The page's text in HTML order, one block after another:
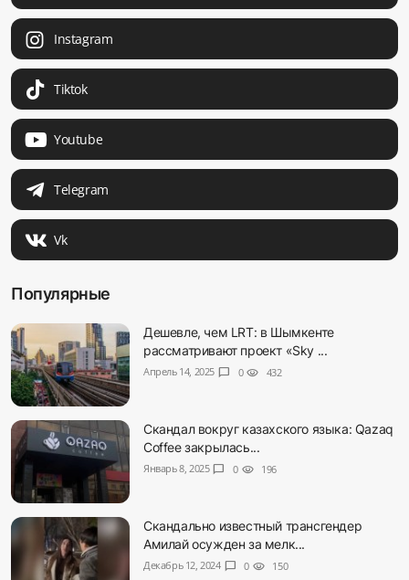
Instagram
Tiktok
Youtube
Telegram
Vk
Популярные
Дешевле, чем LRT: в Шымкенте
рассматривают проект «Sky ...
Апрель 14, 2025 chat_bubble 0 visibility 432
Скандал вокруг казахского языка: Qazaq
Coffee закрылась...
Январь 8, 2025 chat_bubble 0 visibility 196
Скандально известный трансгендер
Амилай осужден за мелк...
Декабрь 12, 2024 chat_bubble 0 visibility 150